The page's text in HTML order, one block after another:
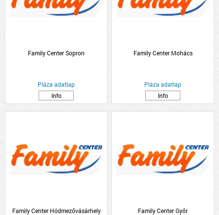
Family Center Sopron
Pláza adatlap
Info
Family Center Mohács
Pláza adatlap
Info
Family Center Hódmezővásárhely Family Center Győr